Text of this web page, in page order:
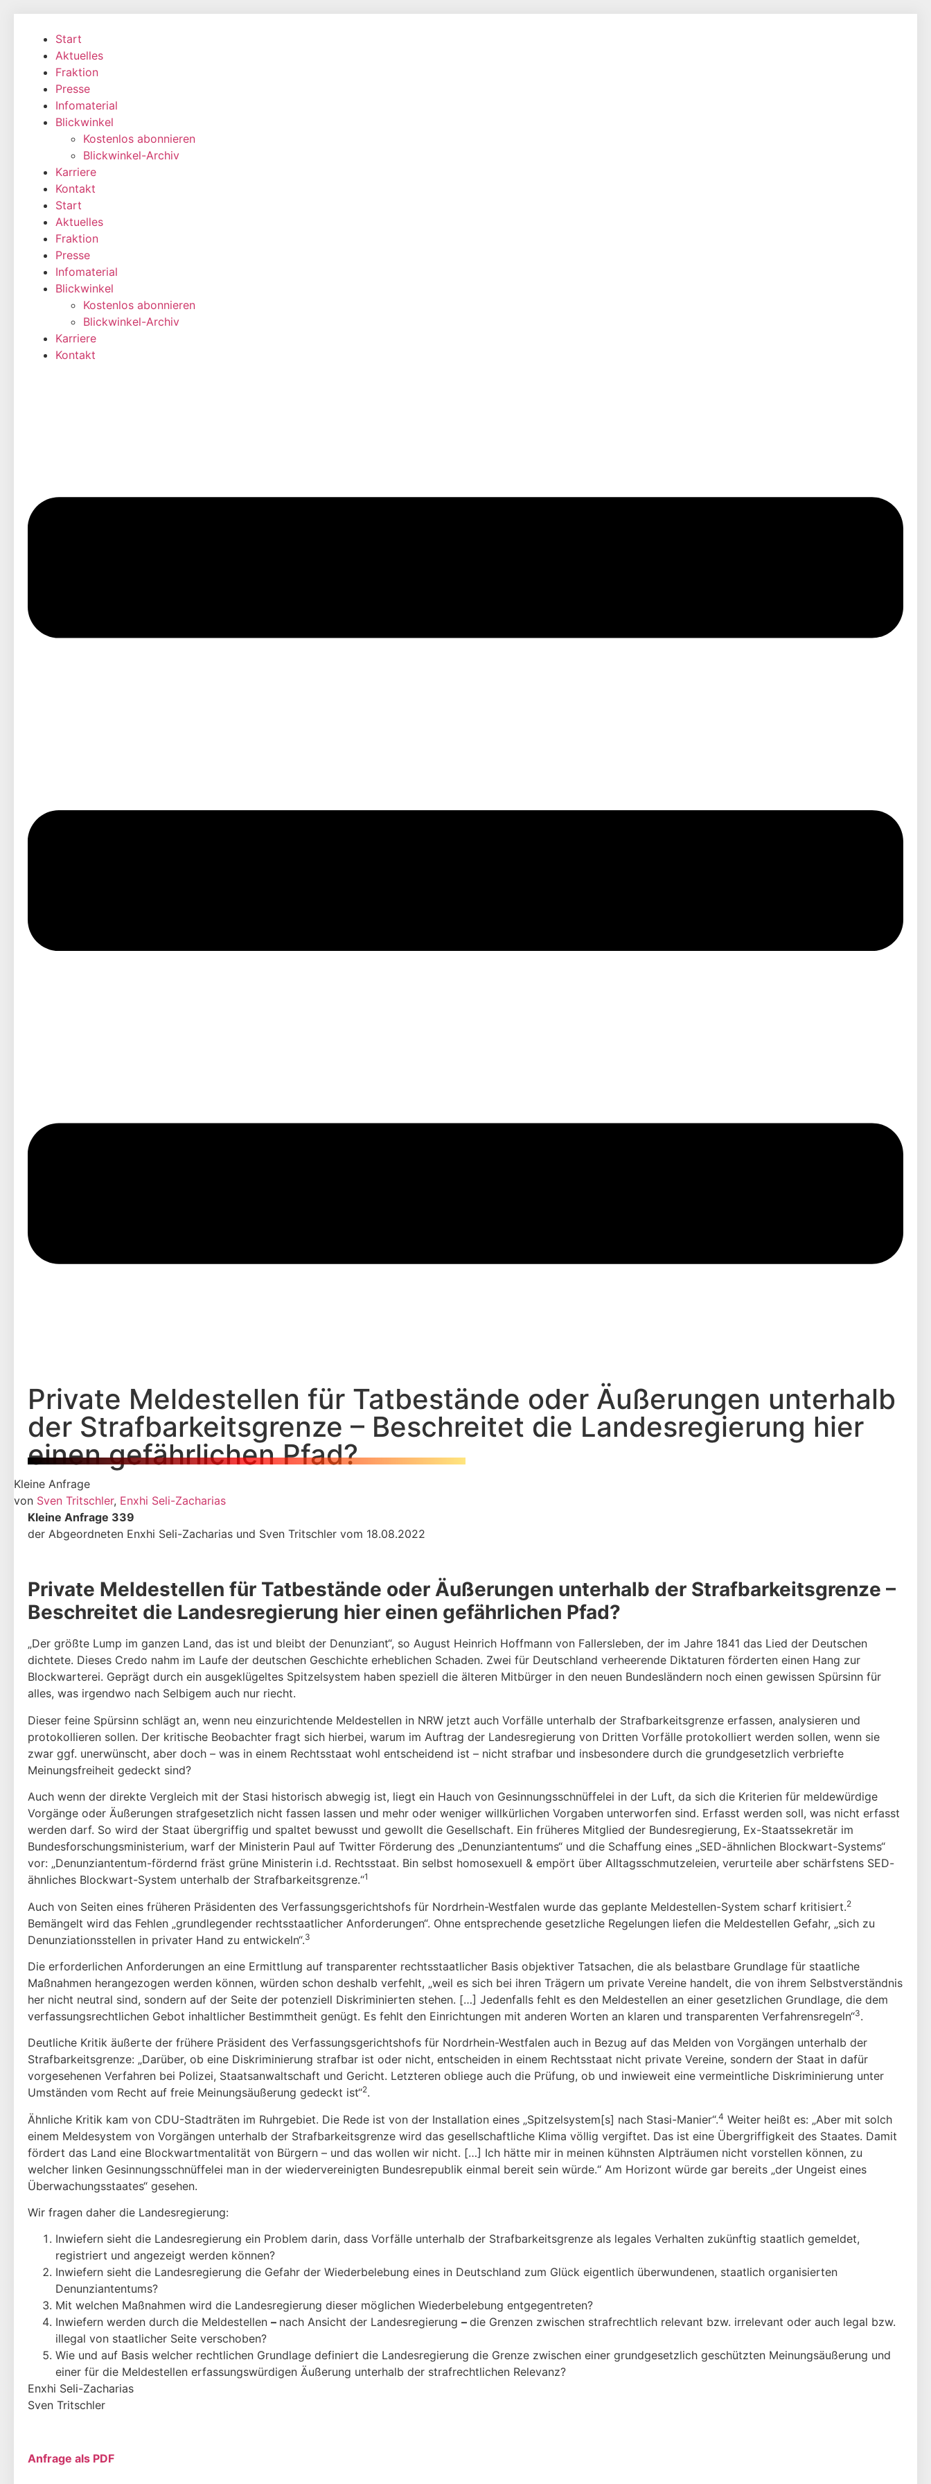
wechseln
Start
Aktuelles
Fraktion
Presse
Infomaterial
Blickwinkel
Kostenlos abonnieren
Blickwinkel-Archiv
Karriere
Kontakt
Start
Aktuelles
Fraktion
Presse
Infomaterial
Blickwinkel
Kostenlos abonnieren
Blickwinkel-Archiv
Karriere
Kontakt
Private Meldestellen für Tatbestände oder Äußerungen unterhalb
der Strafbarkeitsgrenze – Beschreitet die Landesregierung hier
einen gefährlichen Pfad?
Kleine Anfrage
von Sven Tritschler, Enxhi Seli-Zacharias
Kleine Anfrage 339
der Abgeordneten Enxhi Seli-Zacharias und Sven Tritschler vom 18.08.2022
Private Meldestellen für Tatbestände oder Äußerungen unterhalb der Strafbarkeitsgrenze –
Beschreitet die Landesregierung hier einen gefährlichen Pfad?
„Der größte Lump im ganzen Land, das ist und bleibt der Denunziant“, so August Heinrich Hoffmann von Fallersleben, der im Jahre 1841 das Lied der Deutschen
dichtete. Dieses Credo nahm im Laufe der deutschen Geschichte erheblichen Schaden. Zwei für Deutschland verheerende Diktaturen förderten einen Hang zur
Blockwarterei. Geprägt durch ein ausgeklügeltes Spitzelsystem haben speziell die älteren Mitbürger in den neuen Bundesländern noch einen gewissen Spürsinn für
alles, was irgendwo nach Selbigem auch nur riecht.
Dieser feine Spürsinn schlägt an, wenn neu einzurichtende Meldestellen in NRW jetzt auch Vorfälle unterhalb der Strafbarkeitsgrenze erfassen, analysieren und
protokollieren sollen. Der kritische Beobachter fragt sich hierbei, warum im Auftrag der Landesregierung von Dritten Vorfälle protokolliert werden sollen, wenn sie
zwar ggf. unerwünscht, aber doch – was in einem Rechtsstaat wohl entscheidend ist – nicht strafbar und insbesondere durch die grundgesetzlich verbriefte
Meinungsfreiheit gedeckt sind?
Auch wenn der direkte Vergleich mit der Stasi historisch abwegig ist, liegt ein Hauch von Gesinnungsschnüffelei in der Luft, da sich die Kriterien für meldewürdige
Vorgänge oder Äußerungen strafgesetzlich nicht fassen lassen und mehr oder weniger willkürlichen Vorgaben unterworfen sind. Erfasst werden soll, was nicht erfasst
werden darf. So wird der Staat übergriffig und spaltet bewusst und gewollt die Gesellschaft. Ein früheres Mitglied der Bundesregierung, Ex-Staatssekretär im
Bundesforschungsministerium, warf der Ministerin Paul auf Twitter Förderung des „Denunziantentums“ und die Schaffung eines „SED-ähnlichen Blockwart-Systems“
vor: „Denunziantentum-fördernd fräst grüne Ministerin i.d. Rechtsstaat. Bin selbst homosexuell & empört über Alltagsschmutzeleien, verurteile aber schärfstens SED-
ähnliches Blockwart-System unterhalb der Strafbarkeitsgrenze.“1
Auch von Seiten eines früheren Präsidenten des Verfassungsgerichtshofs für Nordrhein-Westfalen wurde das geplante Meldestellen-System scharf kritisiert.2
Bemängelt wird das Fehlen „grundlegender rechtsstaatlicher Anforderungen“. Ohne entsprechende gesetzliche Regelungen liefen die Meldestellen Gefahr, „sich zu
Denunziationsstellen in privater Hand zu entwickeln“.3
Die erforderlichen Anforderungen an eine Ermittlung auf transparenter rechtsstaatlicher Basis objektiver Tatsachen, die als belastbare Grundlage für staatliche
Maßnahmen herangezogen werden können, würden schon deshalb verfehlt, „weil es sich bei ihren Trägern um private Vereine handelt, die von ihrem Selbstverständnis
her nicht neutral sind, sondern auf der Seite der potenziell Diskriminierten stehen. […] Jedenfalls fehlt es den Meldestellen an einer gesetzlichen Grundlage, die dem
verfassungsrechtlichen Gebot inhaltlicher Bestimmtheit genügt. Es fehlt den Einrichtungen mit anderen Worten an klaren und transparenten Verfahrensregeln“3.
Deutliche Kritik äußerte der frühere Präsident des Verfassungsgerichtshofs für Nordrhein-Westfalen auch in Bezug auf das Melden von Vorgängen unterhalb der
Strafbarkeitsgrenze: „Darüber, ob eine Diskriminierung strafbar ist oder nicht, entscheiden in einem Rechtsstaat nicht private Vereine, sondern der Staat in dafür
vorgesehenen Verfahren bei Polizei, Staatsanwaltschaft und Gericht. Letzteren obliege auch die Prüfung, ob und inwieweit eine vermeintliche Diskriminierung unter
Umständen vom Recht auf freie Meinungsäußerung gedeckt ist“2.
Ähnliche Kritik kam von CDU-Stadträten im Ruhrgebiet. Die Rede ist von der Installation eines „Spitzelsystem[s] nach Stasi-Manier“.4 Weiter heißt es: „Aber mit solch
einem Meldesystem von Vorgängen unterhalb der Strafbarkeitsgrenze wird das gesellschaftliche Klima völlig vergiftet. Das ist eine Übergriffigkeit des Staates. Damit
fördert das Land eine Blockwartmentalität von Bürgern – und das wollen wir nicht. […] Ich hätte mir in meinen kühnsten Alpträumen nicht vorstellen können, zu
welcher linken Gesinnungsschnüffelei man in der wiedervereinigten Bundesrepublik einmal bereit sein würde.“ Am Horizont würde gar bereits „der Ungeist eines
Überwachungsstaates“ gesehen.
Wir fragen daher die Landesregierung:
Inwiefern sieht die Landesregierung ein Problem darin, dass Vorfälle unterhalb der Strafbarkeitsgrenze als legales Verhalten zukünftig staatlich gemeldet,
registriert und angezeigt werden können?
Inwiefern sieht die Landesregierung die Gefahr der Wiederbelebung eines in Deutschland zum Glück eigentlich überwundenen, staatlich organisierten
Denunziantentums?
Mit welchen Maßnahmen wird die Landesregierung dieser möglichen Wiederbelebung entgegentreten?
Inwiefern werden durch die Meldestellen – nach Ansicht der Landesregierung – die Grenzen zwischen strafrechtlich relevant bzw. irrelevant oder auch legal bzw.
illegal von staatlicher Seite verschoben?
Wie und auf Basis welcher rechtlichen Grundlage definiert die Landesregierung die Grenze zwischen einer grundgesetzlich geschützten Meinungsäußerung und
einer für die Meldestellen erfassungswürdigen Äußerung unterhalb der strafrechtlichen Relevanz?
Enxhi Seli-Zacharias
Sven Tritschler
Anfrage als PDF